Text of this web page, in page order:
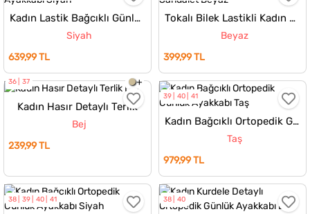
Kadın Lastik Bağcıklı Günlük Ayakkabı
Siyah
639,99 TL
Tokalı Bilek Lastikli Kadın Sandalet
Beyaz
399,99 TL
36 37
Kadın Hasır Detaylı Terlik
Bej
239,99 TL
39 40 41
Kadın Bağcıklı Ortopedik Günlük Ayakkabı
Taş
979,99 TL
38 39 40 41 38 40